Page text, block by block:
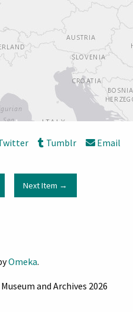
Tumblr Email
Next Item →
Omeka.
and Archives 2026